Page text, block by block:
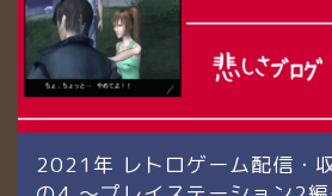
2021年 レトロゲーム配信・